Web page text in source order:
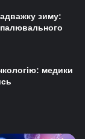
зиму:
медики